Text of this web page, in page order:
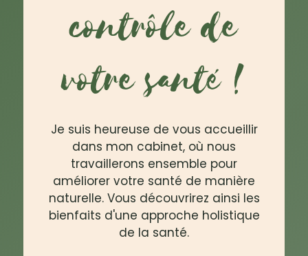
contrôle de
votre santé !
Je suis heureuse de vous accueillir
dans mon cabinet, où nous
travaillerons ensemble pour
améliorer votre santé de manière
naturelle. Vous découvrirez ainsi les
bienfaits d'une approche holistique
de la santé.